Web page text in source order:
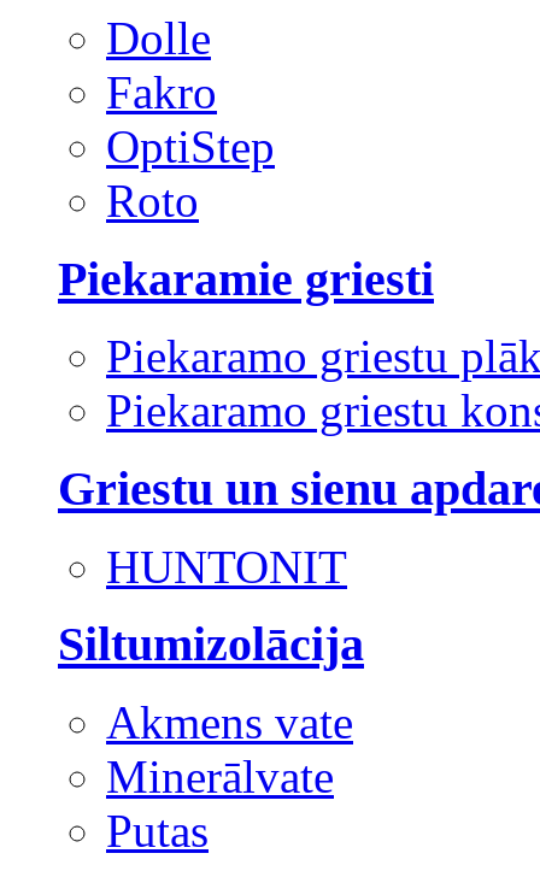
Dolle
Fakro
OptiStep
Roto
Piekaramie griesti
Piekaramo griestu
Piekaramo griestu
Griestu un sienu
HUNTONIT
Siltumizolācija
Akmens vate
Minerālvate
Putas